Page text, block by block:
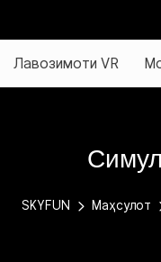
Лавозимоти VR
SKYFUN Маҳсулот